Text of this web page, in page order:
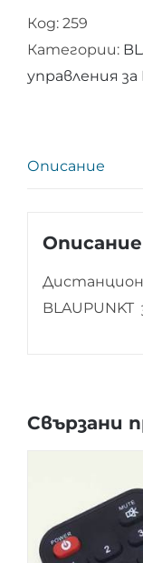
за
Код: 259
Категории:
управления за
Описание
Описание
Свързани